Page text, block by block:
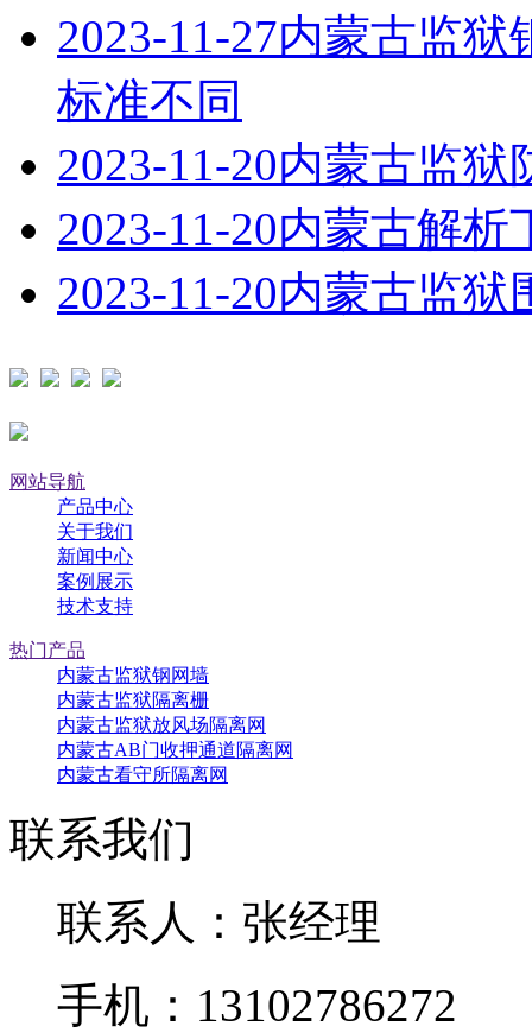
2023-11-27内蒙古监狱
标准不同
2023-11-20内蒙古监狱
2023-11-20内蒙古解析
2023-11-20内蒙古监狱
网站导航
产品中心
关于我们
新闻中心
案例展示
技术支持
热门产品
内蒙古监狱钢网墙
内蒙古监狱隔离栅
内蒙古监狱放风场隔离网
内蒙古AB门收押通道隔离网
内蒙古看守所隔离网
联系我们
联系人：张经理
手机：13102786272